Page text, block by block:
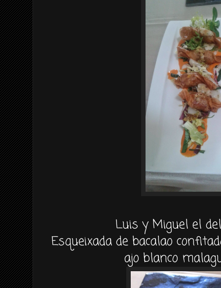
Luis y Miguel el
Esqueixada de bacalao
ajo blanco